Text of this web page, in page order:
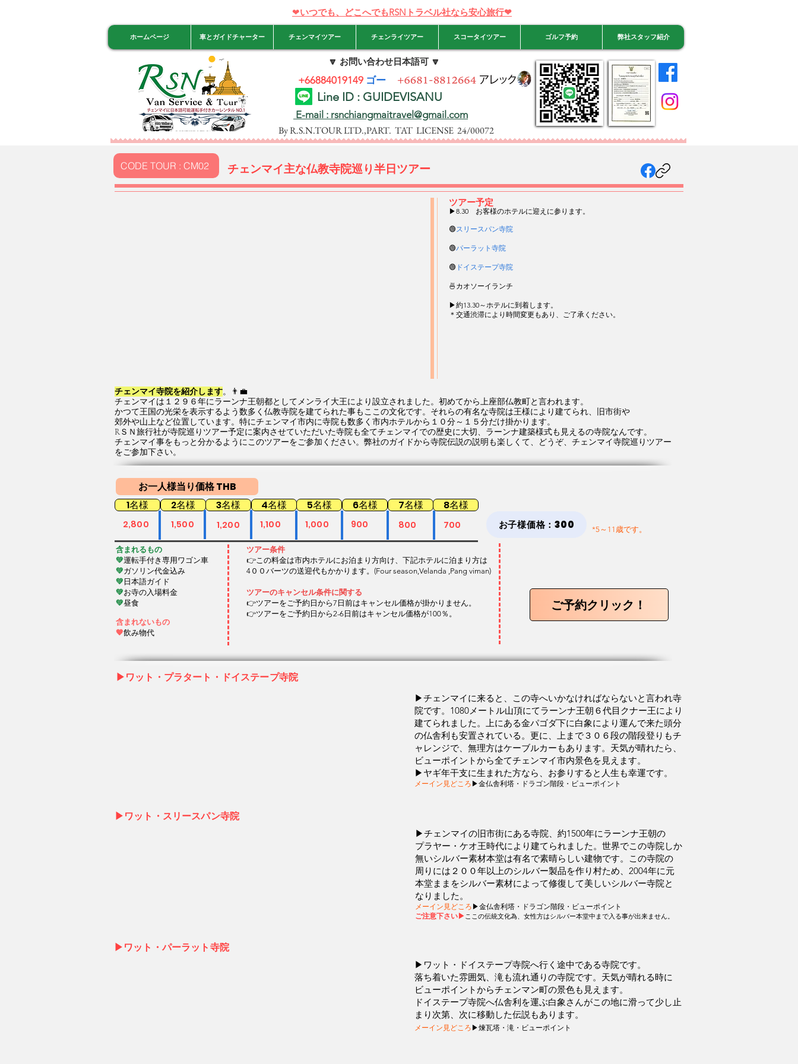
❤いつでも、どこへでもRSNトラベル社なら安心旅行❤
ホームページ 車とガイドチャーター チェンマイツアー チェンライツアー スコータイツアー ゴルフ予約 弊社スタッフ紹介
🔽 お問い合わせ日本語可 🔽
E-mail : rsnchiangmaitravel@gmail.com
By R.S.N.TOUR LTD.,PART. TAT LICENSE 24/00072
Line ID : GUIDEVISANU
+66884019149 ゴー
CODE TOUR : CM02 チェンマイ主な仏教寺院巡り半日ツアー
ツアー予定
▶8.30 お客様のホテルに迎えに参ります。
🟢スリースパン寺院
🟢パーラット寺院
🟢 ドイステープ寺院
🍜カオソーイランチ
▶約13.30～ホテルに到着します。
​＊交通渋滞により時間変更もあり、ご了承ください。
チェンマイ寺院を紹介します。👨‍💼
チェンマイは１２９６年にラーンナ王朝都としてメンライ大王により設立されました。初めてから上座部仏教町と言われます。
かつて王国の光栄を表示するよう数多く 仏教寺院を建てられた事もここの文化です。それらの有名な寺院は王様により建てられ、旧市街や
郊外や山上など位置しています。特にチェンマイ市内に寺院も数多く市内ホテルから１０分～１５分だけ掛かります。
RＳＮ旅行社が寺院巡りツアー予定に案内させていただいた寺院も全てチェンマイでの歴史に大切、ラーンナ建築様式も見えるの寺院なんです。
チェンマイ事をもっと分かるようにこのツアーをご参加ください。弊社のガイドから寺院伝説の説明も楽しくて、どうぞ、チェンマイ寺院巡りツアー
をご参加下さい。
ご予約クリック！
お一人様当り価格 THB
1名様
2名様 3名様 4名様 5名様 6名様 7名様 8名様
2,800 1,500 1,200 1,100 1,000 900 800 700 お子様価格：300 *5～11歳です。
含まれるもの
💚運転手付き 専用ワゴン車
💚ガソリン代金込み
💚 日本語ガイド
💚お寺の入場料金
💚昼食
含まれないもの
🧡飲み物代
ツアー条件
👉この料金は市内ホテルにお泊まり方向け、下記ホテルに泊まり方は
4００バーツの送迎代もかかります。(Four season,Velanda ,Pang viman)
ツアーのキャンセル条件に関する
👉ツアーをご予約日から7日前はキャンセル価格が掛かりません。
👉ツアーをご予約日から2-6日前はキャンセル価格が100％。
▶ワット・プラタート・ドイステープ寺院
▶チェンマイに来ると、この寺へいかなければならないと言われ寺
院です。 1080メートル山頂にてラーンナ王朝６代目クナー王により
建てられました。 ​上にある金パゴダ下に白象により運んで来た頭分
の仏舎利も安置されている。 ​​更に、上まで３０６段の階段登りもチ
ャレンジで、無理方はケーブルカーもあります。天気が晴れたら、
ビューポイントから全てチェンマイ市内景色を見えます。
▶ヤギ年干支に生まれた方なら、お参りすると人生も幸運です。
メーイン見どころ ▶金仏舎利塔・ドラゴン階段・ビューポイント
▶ワット・スリースパン寺院
▶チェンマイの旧市街にある寺院、約1500年にラーンナ王朝の
プラヤー・ケオ王時代により建てられました。世界でこの寺院しか
無いシルバー素材本堂は有名で素晴らしい建物です。この寺院の
周りには２００年以上のシルバー製品を作り村ため、2004年に元
本堂ままをシルバー素材によって修復して美しいシルバー寺院と
なりました。
メーイン見どころ ▶金仏舎利塔・ドラゴン階段・ビューポイント
ご注意下さい▶ ここの伝統​文化為、女性方はシルバー本堂中まで入る事が出来ません。
▶ワット・パーラット寺院
▶ワット・ドイステープ寺院へ行く途中である寺院です。
落ち着いた雰囲気、滝も流れ通りの寺院です。天気が晴れる時に
ビューポイントからチェンマン町の景色も見えます。
ドイステープ寺院へ仏舎利を運ぶ白象さんがこの地に滑って少し止
まり次第、次に移動した伝説もあります。
メーイン見どころ ▶煉瓦塔・滝・ビューポイント